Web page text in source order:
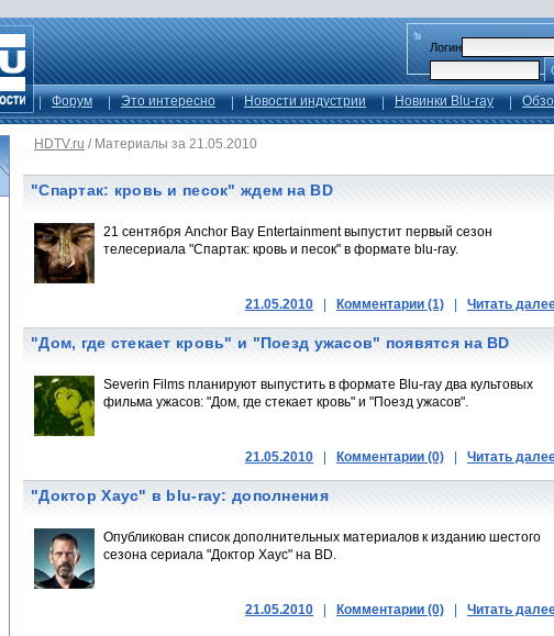
Логин
Форум Это интересно Новости индустрии Новинки Blu-ray
HDTV.ru / Материалы за 21.05.2010
"Спартак: кровь и песок" ждем на BD
21 сентября Anchor Bay Entertainment выпустит первый сезон
телесериала "Спартак: кровь и песок" в формате blu-ray.
21.05.2010 Комментарии (1) Читать
"Дом, где стекает кровь" и "Поезд ужасов" появятся на BD
Severin Films планируют выпустить в формате Blu-ray два культовых
фильма ужасов: "Дом, где стекает кровь" и "Поезд ужасов".
21.05.2010 Комментарии (0) Читать
"Доктор Хаус" в blu-ray: дополнения
Опубликован список дополнительных материалов к изданию шестого
сезона сериала "Доктор Хаус" на BD.
21.05.2010 Комментарии (0) Читать